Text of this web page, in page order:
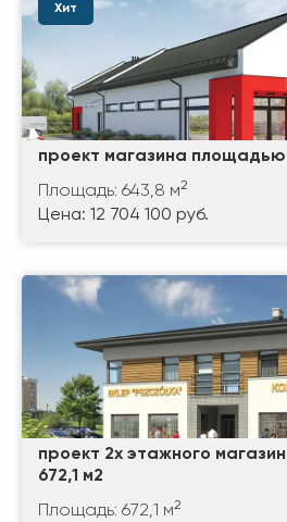
Хит
проект магазина площадью
Площадь: 643,8 м2
Цена: 12 704 100 руб.
проект 2х этажного
672,1 м2
Площадь: 672,1 м2